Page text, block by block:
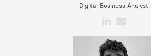
Digital Business Analyst